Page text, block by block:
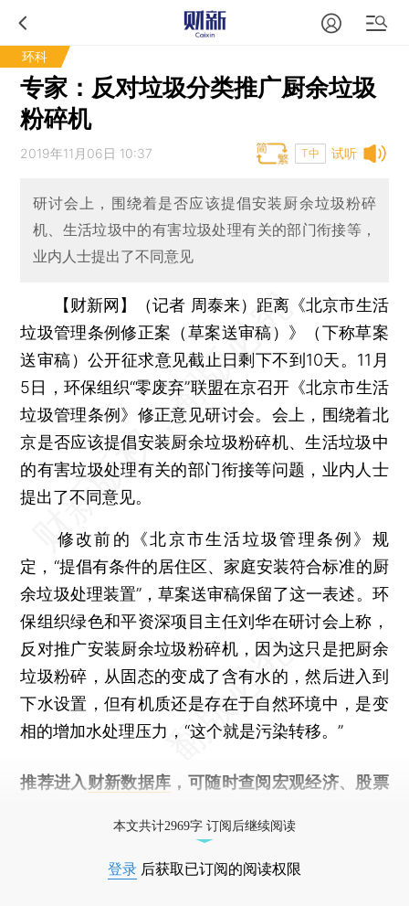
环科
专家：反对垃圾分类推广厨余垃圾
粉碎机
试听
2019年11月06日 10:37 T中
研讨会上，围绕着是否应该提倡安装厨余垃圾粉碎
机、生活垃圾中的有害垃圾处理有关的部门衔接等，
业内人士提出了不同意见
【财新网】（记者 周泰来） 距离《北京市生活
垃圾管理条例修正案（草案送审稿）》（下称草案
送审稿）公开征求意见截止日剩下不到10天。11月
5日，环保组织“零废弃”联盟在京召开《北京市生活
垃圾管理条例》修正意见研讨会。会上，围绕着北
京是否应该提倡安装厨余垃圾粉碎机、生活垃圾中
的有害垃圾处理有关的部门衔接等问题，业内人士
提出了不同意见。
修改前的《北京市生活垃圾管理条例》规
定，“提倡有条件的居住区、家庭安装符合标准的厨
余垃圾处理装置”，草案送审稿保留了这一表述。环
保组织绿色和平资深项目主任刘华在研讨会上称，
反对推广安装厨余垃圾粉碎机，因为这只是把厨余
垃圾粉碎，从固态的变成了含有水的，然后进入到
下水设置，但有机质还是存在于自然环境中，是变
相的增加水处理压力，“这个就是污染转移。”
推荐进入 财新数据库 ，可随时查阅宏观经济、股票
本文共计2969字 订阅后继续阅读
登录 后获取已订阅的阅读权限